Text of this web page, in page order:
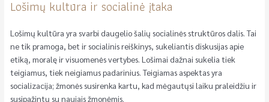
Lošimų kultūra ir socialinė įtaka
Lošimų kultūra yra svarbi daugelio šalių socialinės struktūros dalis. Tai
ne tik pramoga, bet ir socialinis reiškinys, sukeliantis diskusijas apie
etiką, moralę ir visuomenės vertybes. Lošimai dažnai sukelia tiek
teigiamus, tiek neigiamus padarinius. Teigiamas aspektas yra
socializacija; žmonės susirenka kartu, kad mėgautųsi laiku praleidžiu ir
susipažintų su naujais žmonėmis.